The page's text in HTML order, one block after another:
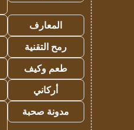
المعارف
رمح التقنية
طعم وكيف
أركاني
مدونة صحبة